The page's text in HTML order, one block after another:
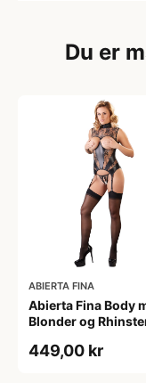
Du er
ABIERTA FINA
Abierta Fina Body
Blonder og
449,00 kr